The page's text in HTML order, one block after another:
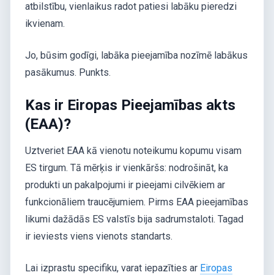
atbilstību, vienlaikus radot patiesi labāku pieredzi
ikvienam.
Jo, būsim godīgi, labāka pieejamība nozīmē labākus
pasākumus. Punkts.
Kas ir Eiropas Pieejamības akts
(EAA)?
Uztveriet EAA kā vienotu noteikumu kopumu visam
ES tirgum. Tā mērķis ir vienkāršs: nodrošināt, ka
produkti un pakalpojumi ir pieejami cilvēkiem ar
funkcionāliem traucējumiem. Pirms EAA pieejamības
likumi dažādās ES valstīs bija sadrumstaloti. Tagad
ir ieviests viens vienots standarts.
Lai izprastu specifiku, varat iepazīties ar Eiropas